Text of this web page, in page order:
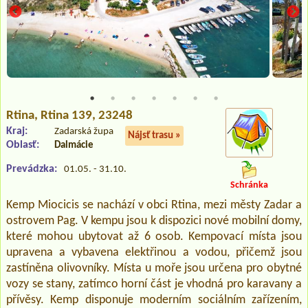
Rtina, Rtina 139, 23248
Nájsť trasu »
Kraj: Zadarská župa
Oblasť: Dalmácie
Prevádzka:
01.05. - 31.10.
Schránka
Kemp Miocicis se nachází v obci Rtina, mezi městy Zadar a
ostrovem Pag. V kempu jsou k dispozici nové mobilní domy,
které mohou ubytovat až 6 osob. Kempovací místa jsou
upravena a vybavena elektřinou a vodou, přičemž jsou
zastíněna olivovníky. Místa u moře jsou určena pro obytné
vozy se stany, zatímco horní část je vhodná pro karavany a
přívěsy. Kemp disponuje moderním sociálním zařízením,